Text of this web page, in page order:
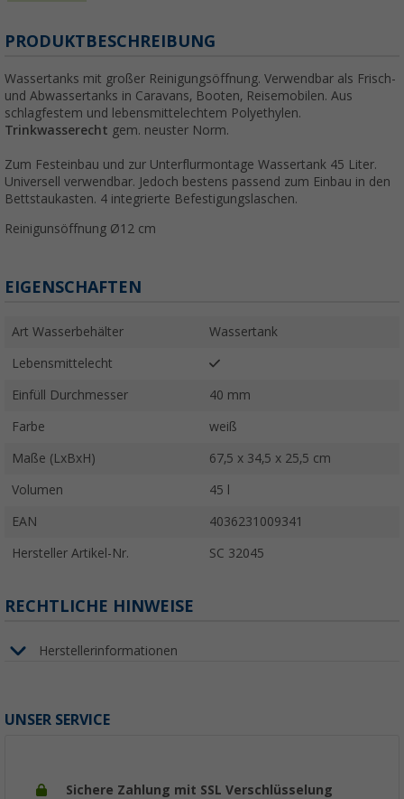
PRODUKTBESCHREIBUNG
Wassertanks mit großer Reinigungsöffnung. Verwendbar als Frisch-
und Abwassertanks in Caravans, Booten, Reisemobilen. Aus
schlagfestem und lebensmittelechtem Polyethylen.
Trinkwasserecht gem. neuster Norm.
Zum Festeinbau und zur Unterflurmontage Wassertank 45 Liter.
Universell verwendbar. Jedoch bestens passend zum Einbau in den
Bettstaukasten. 4 integrierte Befestigungslaschen.
Reinigunsöffnung Ø12 cm
EIGENSCHAFTEN
Art Wasserbehälter Wassertank
Lebensmittelecht
Einfüll Durchmesser 40 mm
Farbe weiß
Maße (LxBxH) 67,5 x 34,5 x 25,5 cm
Volumen 45 l
EAN 4036231009341
Hersteller Artikel-Nr. SC 32045
RECHTLICHE HINWEISE
Herstellerinformationen
UNSER SERVICE
Sichere Zahlung mit SSL Verschlüsselung